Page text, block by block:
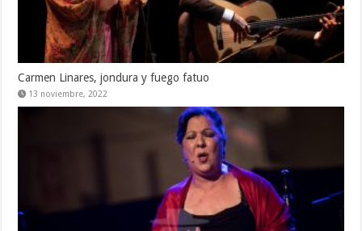
Carmen Linares, jondura y fuego fatuo
13 noviembre, 2022